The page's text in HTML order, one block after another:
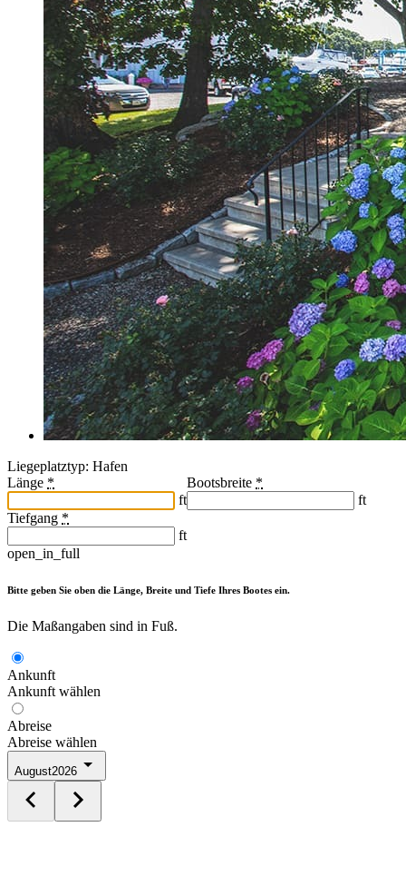
Liegeplatztyp: Hafen
Länge *
ft
Bootsbreite *
ft
Tiefgang *
ft
open_in_full
Bitte geben Sie oben die Länge, Breite und Tiefe Ihres Bootes ein.
Die Maßangaben sind in Fuß.
Ankunft
Ankunft wählen
Abreise
Abreise wählen
August2026